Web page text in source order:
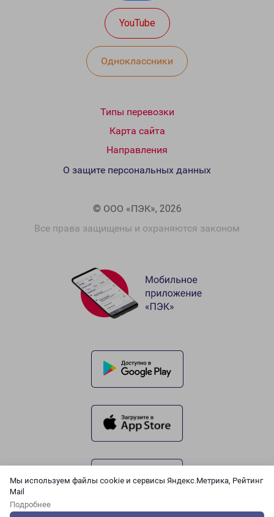
Мы используем файлы cookie и сервисы Яндекс.Метрика, Рейтинг
Mail
Подробнее
YouTube
Одноклассники
Типы перевозки
Карта сайта
Направления
© ООО «ПЭК», 2026
Все права защищены и охраняются законом
О защите персональных данных